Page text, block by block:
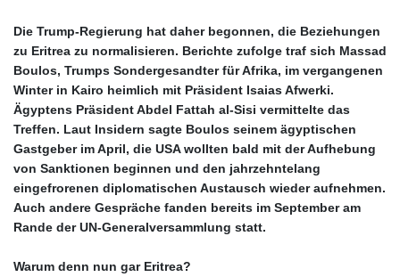
ETB 184.982115
FJD 2.553384
FKP 0.8566
GBP 0.856968
GEL 3.017966
GGP 0.8566
GHS 13.596606
GIP 0.8566
GMD 84.980421
GNF
10145.090599
Die Trump‑Regierung hat daher begonnen, die Beziehungen
zu Eritrea zu normalisieren. Berichte zufolge traf sich Massad
Boulos, Trumps Sondergesandter für Afrika, im vergangenen
Winter in Kairo heimlich mit Präsident Isaias Afwerki.
Ägyptens Präsident Abdel Fattah al‑Sisi vermittelte das
Treffen. Laut Insidern sagte Boulos seinem ägyptischen
Gastgeber im April, die USA wollten bald mit der Aufhebung
von Sanktionen beginnen und den jahrzehntelang
eingefrorenen diplomatischen Austausch wieder aufnehmen.
Auch andere Gespräche fanden bereits im September am
Rande der UN‑Generalversammlung statt.
Warum denn nun gar Eritrea?